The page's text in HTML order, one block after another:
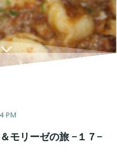
PM
モリーゼの旅 −１７−